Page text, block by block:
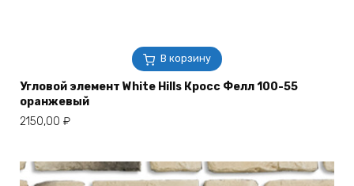
В корзину
Угловой элемент White Hills Кросс Фелл 100-55
оранжевый
2150,00 ₽